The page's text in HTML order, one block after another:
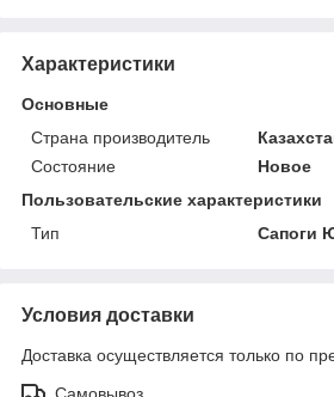
Характеристики
Основные
Страна производитель
Состояние
Новое
Пользовательские характеристики
Тип
Сапоги
Условия доставки
Доставка осуществляется только по
Самовывоз